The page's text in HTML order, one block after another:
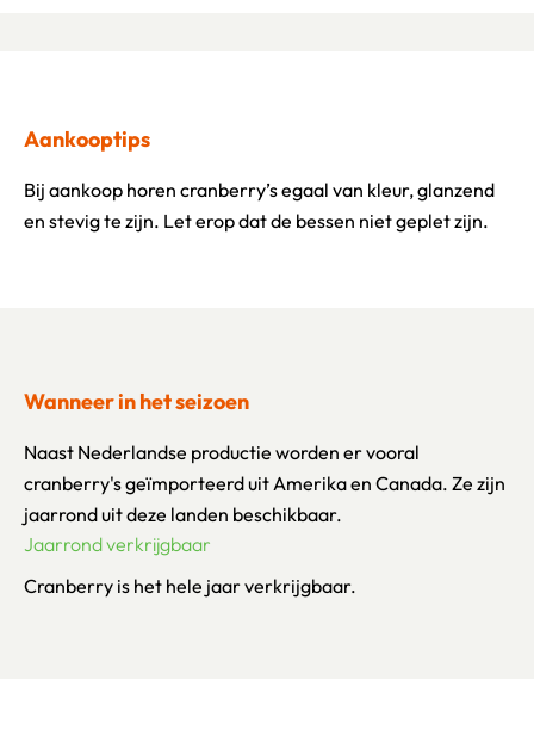
Aankooptips
Bij aankoop horen cranberry’s egaal van kleur, glanzend
en stevig te zijn. Let erop dat de bessen niet geplet zijn.
Wanneer in het seizoen
Naast Nederlandse productie worden er vooral
cranberry's geïmporteerd uit Amerika en Canada. Ze zijn
jaarrond uit deze landen beschikbaar.
Jaarrond verkrijgbaar
Cranberry is het hele jaar verkrijgbaar.